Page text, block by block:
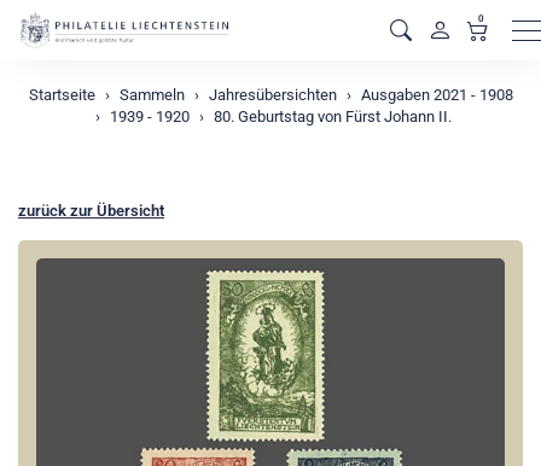
0
Startseite Sammeln Jahresübersichten
Ausgaben 2021 - 1908
1939 - 1920
80. Geburtstag von Fürst Johann II.
zurück zur Übersicht